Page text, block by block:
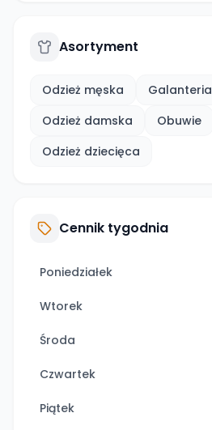
Asortyment
Odzież męska
Galanteria
Odzież damska
Obuwie
Odzież dziecięca
Cennik tygodnia
Poniedziałek
Wtorek
Środa
Czwartek
Piątek